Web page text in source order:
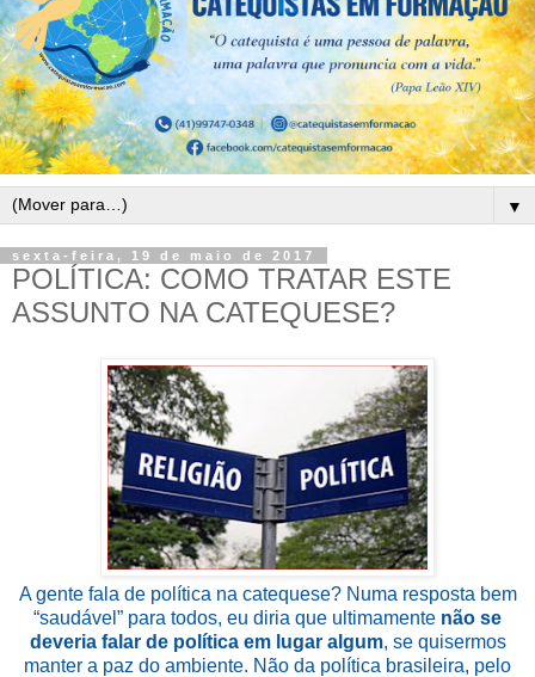
▼
sexta-feira, 19 de maio de 2017
POLÍTICA: COMO TRATAR ESTE
ASSUNTO NA CATEQUESE?
A gente fala de política na catequese? Numa resposta bem
“saudável” para todos, eu diria que ultimamente não se
deveria falar de política em lugar algum, se quisermos
manter a paz do ambiente. Não da política brasileira, pelo